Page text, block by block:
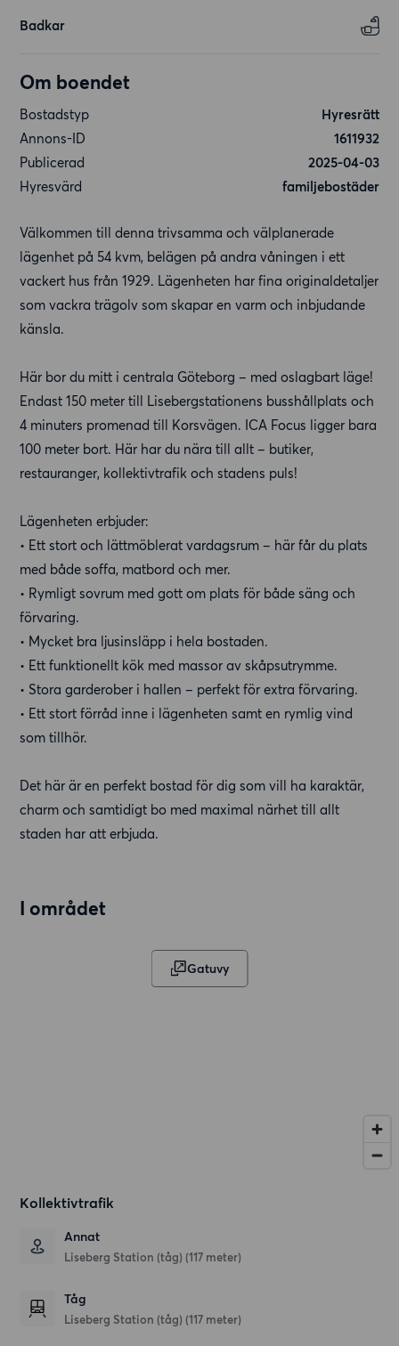
Badkar
Om boendet
Bostadstyp
Hyresrätt
Annons-ID
1611932
Publicerad
2025-04-03
Hyresvärd
familjebostäder
Välkommen till denna trivsamma och välplanerade
lägenhet på 54 kvm, belägen på andra våningen i ett
vackert hus från 1929. Lägenheten har fina originaldetaljer
som vackra trägolv som skapar en varm och inbjudande
känsla.
Här bor du mitt i centrala Göteborg – med oslagbart läge!
Endast 150 meter till Lisebergstationens busshållplats och
4 minuters promenad till Korsvägen. ICA Focus ligger bara
100 meter bort. Här har du nära till allt – butiker,
restauranger, kollektivtrafik och stadens puls!
Lägenheten erbjuder:
• Ett stort och lättmöblerat vardagsrum – här får du plats
med både soffa, matbord och mer.
• Rymligt sovrum med gott om plats för både säng och
förvaring.
• Mycket bra ljusinsläpp i hela bostaden.
• Ett funktionellt kök med massor av skåpsutrymme.
• Stora garderober i hallen – perfekt för extra förvaring.
• Ett stort förråd inne i lägenheten samt en rymlig vind
som tillhör.
Det här är en perfekt bostad för dig som vill ha karaktär,
charm och samtidigt bo med maximal närhet till allt
staden har att erbjuda.
I området
Gatuvy
Kollektivtrafik
Annat
Liseberg Station (tåg) (117 meter)
Tåg
Liseberg Station (tåg) (117 meter)